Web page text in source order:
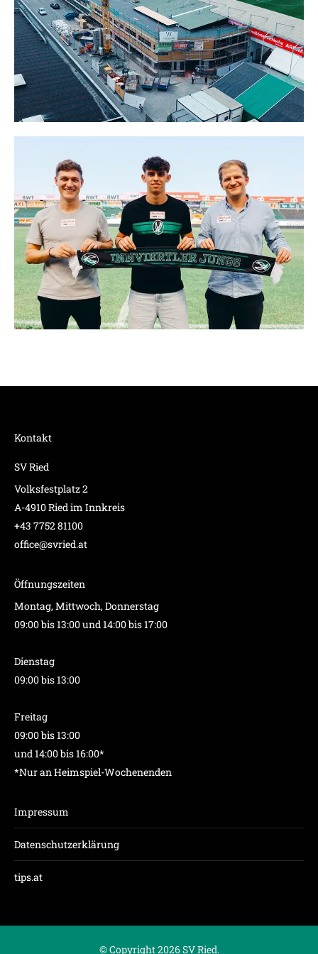
Kontakt
SV Ried
Volksfestplatz 2
A-4910 Ried im Innkreis
+43 7752 81100
office@svried.at
Öffnungszeiten
Montag, Mittwoch, Donnerstag
09:00 bis 13:00 und 14:00 bis 17:00
Dienstag
09:00 bis 13:00
Freitag
09:00 bis 13:00
und 14:00 bis 16:00*
*Nur an Heimspiel-Wochenenden
Impressum
Datenschutzerklärung
tips.at
© Copyright 2026 SV Ried.